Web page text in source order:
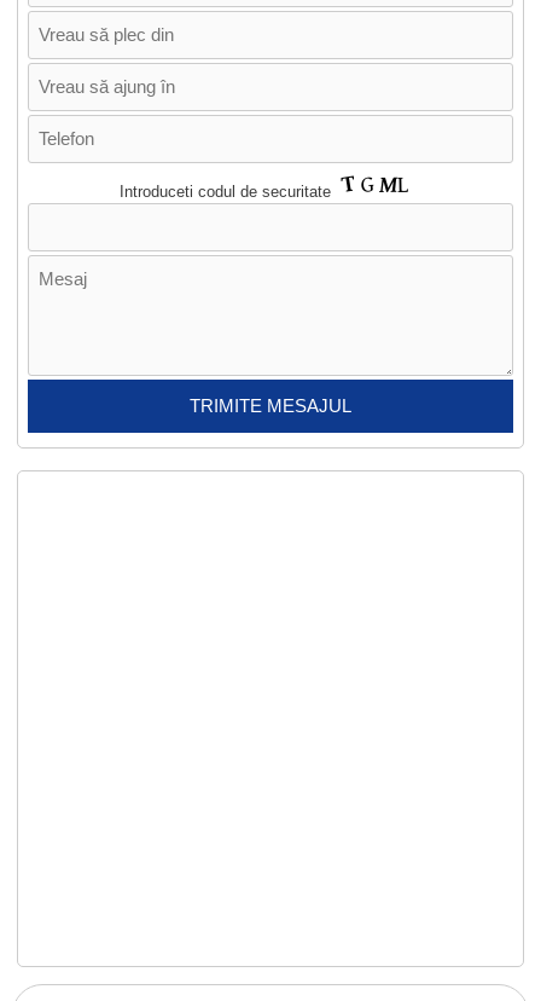
Introduceti codul de securitate